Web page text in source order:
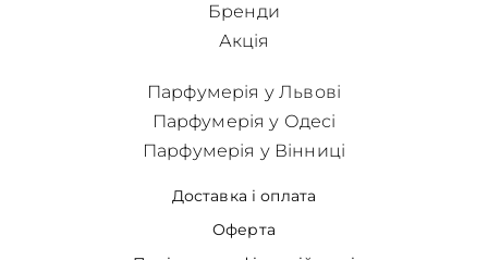
Бренди
Акція
Доставка і оплата
Оферта
Парфумерія у Львові
Парфумерія у Одесі
Парфумерія у Вінниці